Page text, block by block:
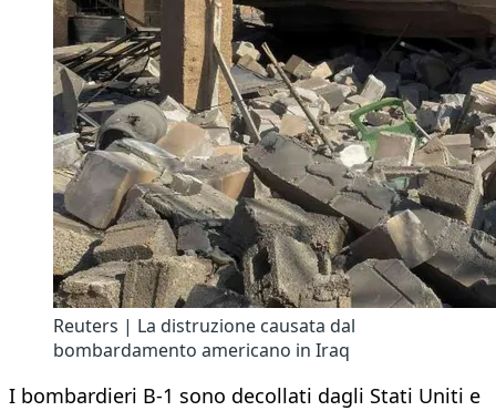
Reuters | La distruzione causata dal
bombardamento americano in Iraq
I bombardieri B-1 sono decollati dagli Stati Uniti e